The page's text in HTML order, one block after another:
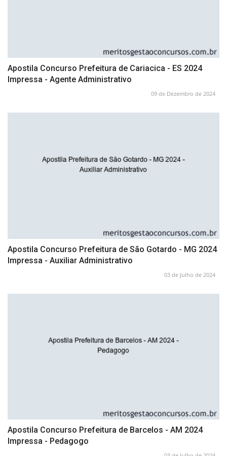
Apostila Concurso Prefeitura de Cariacica - ES 2024
Impressa - Agente Administrativo
09 de Dezembro de 2024
Apostila Concurso Prefeitura de São Gotardo - MG 2024
Impressa - Auxiliar Administrativo
03 de Julho de 2024
Apostila Concurso Prefeitura de Barcelos - AM 2024
Impressa - Pedagogo